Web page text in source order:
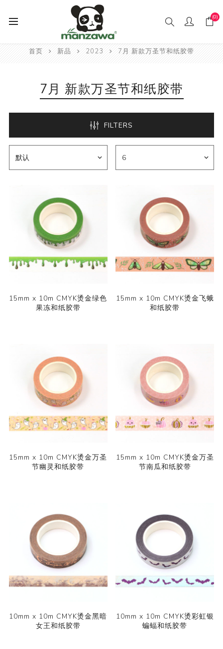
(0)
首页 新品 2023 7月 新款万圣节和纸胶带
7月 新款万圣节和纸胶带
FILTERS
15mm x 10m CMYK烫金绿色
果冻和纸胶带
15mm x 10m CMYK烫金飞蛾
和纸胶带
15mm x 10m CMYK烫金万圣
节幽灵和纸胶带
15mm x 10m CMYK烫金万圣
节南瓜和纸胶带
10mm x 10m CMYK烫金黑暗
女王和纸胶带
10mm x 10m CMYK烫彩虹银
蝙蝠和纸胶带